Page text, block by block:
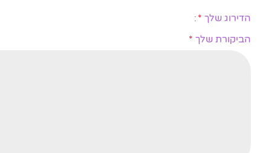
הדירוג שלך *
הביקורת שלך *